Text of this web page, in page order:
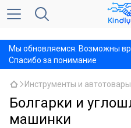
Мы обновляемся. Возможны
Спасибо за понимание
Инструменты и автотовары
Болгарки и
машинки